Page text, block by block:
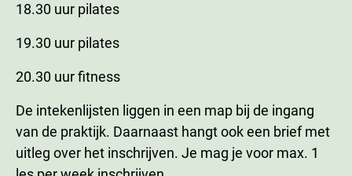
18.30 uur pilates
19.30 uur pilates
20.30 uur fitness
De intekenlijsten liggen in een map bij de ingang
van de praktijk. Daarnaast hangt ook een brief met
uitleg over het inschrijven. Je mag je voor max. 1